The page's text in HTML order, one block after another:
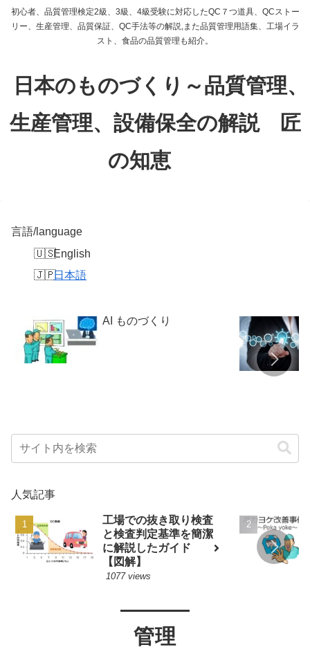
初心者、品質管理検定2級、3級、4級受験に対応したQC７つ道具、QCストー
リー、生産管理、品質保証、QC手法等の解説,また品質管理用語集、工場イラ
スト、食品の品質管理も紹介。
日本のものづくり～品質管理、
生産管理、設備保全の解説 匠
の知恵
言語/language
English
日本語
AI ものづくり
人気記事
工場での抜き取り検査
と検査判定基準を簡潔
に解説したガイド
【図解】
1077 views
管理